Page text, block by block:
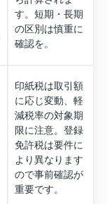
す。短期・長期
の区別は慎重に
確認を。
印紙税は取引額
に応じ変動、軽
減税率の対象期
限に注意。登録
免許税は要件に
より異なります
ので事前確認が
重要です。